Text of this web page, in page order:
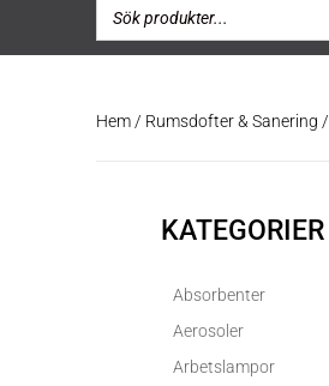
Hem/ Rumsdofter & Sanering /
KATEGORIER
Absorbenter
Aerosoler
Arbetslampor